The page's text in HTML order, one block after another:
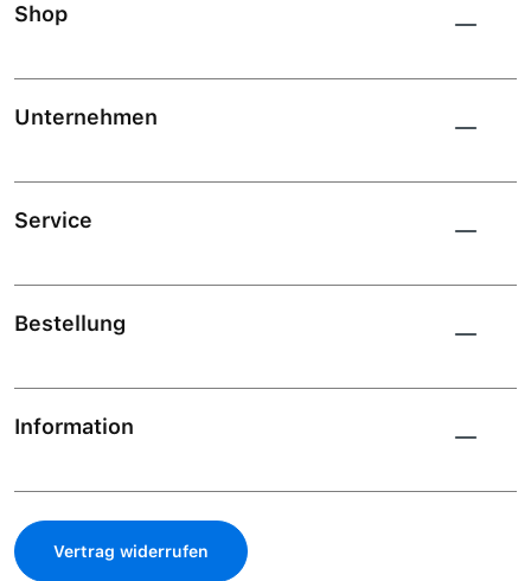
Shop
Unternehmen
Service
Bestellung
Information
Vertrag widerrufen